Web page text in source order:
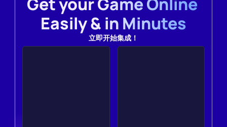
Easily & in Minutes
立即开始集成！